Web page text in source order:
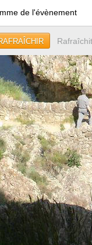
de l'évènement